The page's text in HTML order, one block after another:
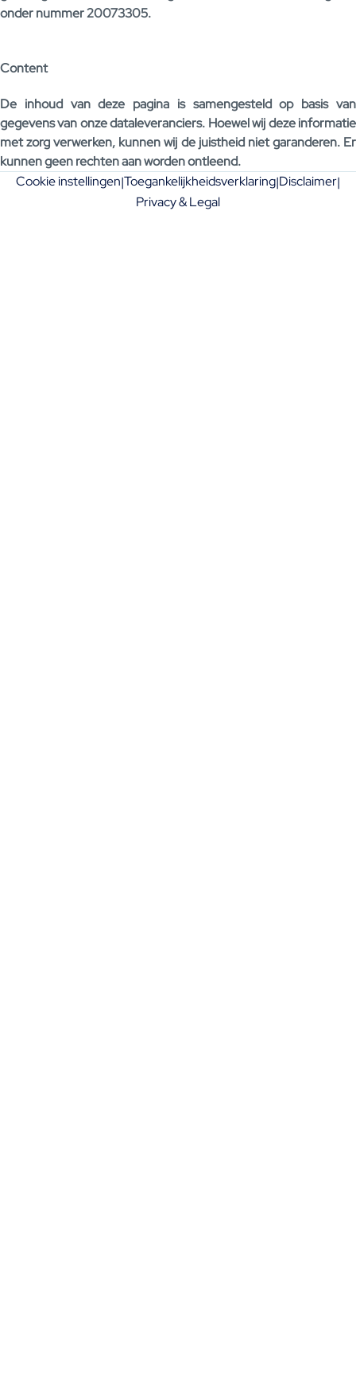
onder nummer 20073305.
Content
De inhoud van deze pagina is samengesteld op basis van
gegevens van onze dataleveranciers. Hoewel wij deze informatie
met zorg verwerken, kunnen wij de juistheid niet garanderen. Er
kunnen geen rechten aan worden ontleend.
Cookie instellingen|Toegankelijkheidsverklaring|Disclaimer|
Privacy & Legal